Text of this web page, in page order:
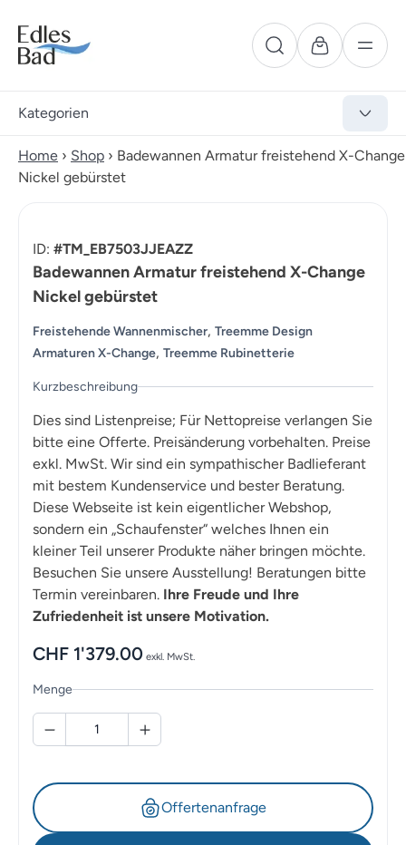
Kategorien
Home › Shop › Badewannen Armatur freistehend X-Change
Nickel gebürstet
ID: #TM_EB7503JJEAZZ
Badewannen Armatur freistehend X-Change
Nickel gebürstet
Freistehende Wannenmischer, Treemme Design
Armaturen X-Change, Treemme Rubinetterie
Kurzbeschreibung
Dies sind Listenpreise; Für Nettopreise verlangen Sie
bitte eine Offerte. Preisänderung vorbehalten. Preise
exkl. MwSt. Wir sind ein sympathischer Badlieferant
mit bestem Kundenservice und bester Beratung.
Diese Webseite ist kein eigentlicher Webshop,
sondern ein „Schaufenster“ welches Ihnen ein
kleiner Teil unserer Produkte näher bringen möchte.
Besuchen Sie unsere Ausstellung! Beratungen bitte
Termin vereinbaren. Ihre Freude und Ihre
Zufriedenheit ist unsere Motivation.
CHF 1'379.00 exkl. MwSt.
Menge
Offertenanfrage